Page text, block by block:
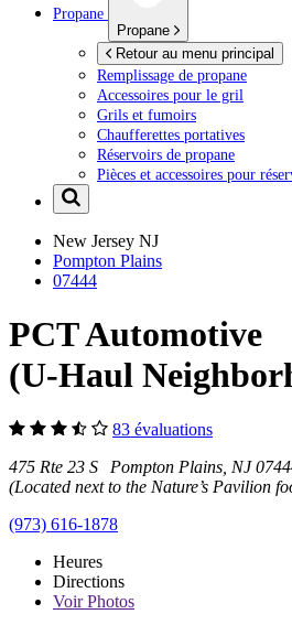
Propane
Propane
Retour au menu principal
Remplissage de propane
Accessoires pour le gril
Grils et fumoirs
Chaufferettes portatives
Réservoirs de propane
Pièces et accessoires pour
New Jersey NJ
Pompton Plains
07444
PCT Automotive
(U-Haul
83 évaluations
475 Rte 23 S Pompton Plains, NJ
(Located next to the Nature’s Pavilion
(973) 616-1878
Heures
Directions
VoirPhotos